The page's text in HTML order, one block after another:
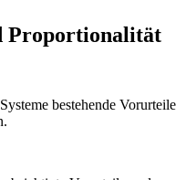
Proportionalität
bestehende Vorurteile